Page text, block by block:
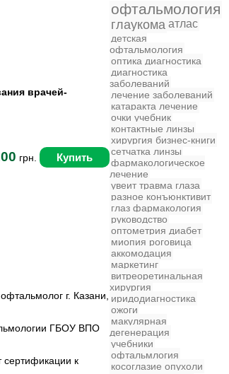
врачей-
грн. Купить
г. Казани,
ГБОУ ВПО
к
офтальмология
глаукома атлас
детская
офтальмология
оптика диагностика
диагностика
заболеваний
лечение заболеваний
катаракта лечение
очки учебник
контактные линзы
хирургия бизнес-книги
сетчатка линзы
фармакологическое
лечение
увеит травма глаза
разное конъюнктивит
глаз фармакология
руководство
оптометрия диабет
миопия роговица
аккомодация
маркетинг
витреоретинальная
хирургия
иридодиагностика
ожоги
макулярная
дегенерация
учебники
офтальмлогия
косоглазие опухоли